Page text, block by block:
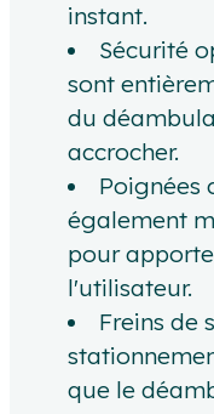
instant.
Sécurité
sont
du
accrocher.
Poignées
également
pour
l'utilisateur.
Freins de
que le